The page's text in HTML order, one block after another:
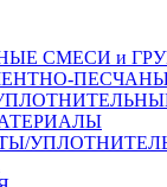
СМЕСИ и